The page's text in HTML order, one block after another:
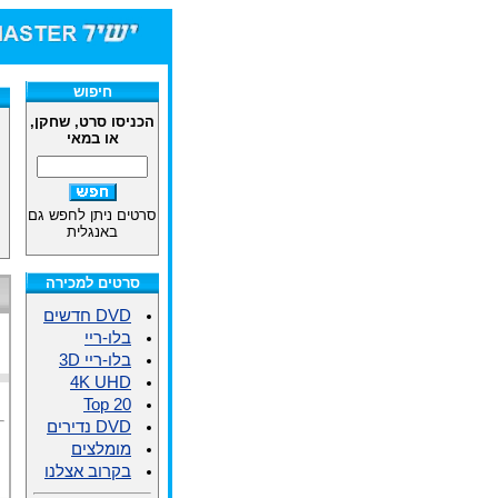
חיפוש
הכניסו סרט, שחקן,
או במאי
סרטים ניתן לחפש גם
באנגלית
סרטים למכירה
DVD חדשים
בלו-ריי
בלו-ריי 3D
4K UHD
Top 20
DVD נדירים
מומלצים
בקרוב אצלנו